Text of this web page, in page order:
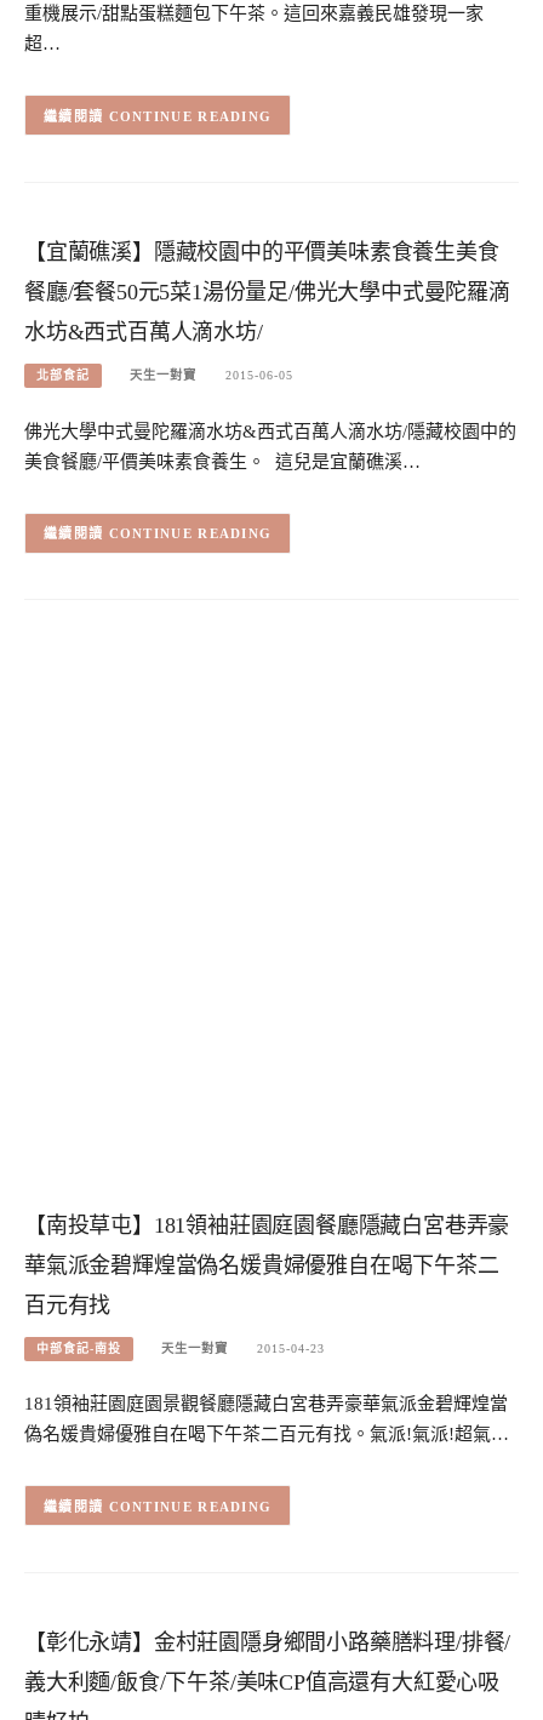
重機展示/甜點蛋糕麵包下午茶。這回來嘉義民雄發現一家
超…
CONTINUE READING
【宜蘭礁溪】隱藏校園中的平價美味素食養生美食
餐廳/套餐50元5菜1湯份量足/佛光大學中式曼陀羅滴
水坊&西式百萬人滴水坊/
北部食記 天生一對寶 2015-06-05
佛光大學中式曼陀羅滴水坊&西式百萬人滴水坊/隱藏校園中的
美食餐廳/平價美味素食養生。 這兒是宜蘭礁溪…
CONTINUE READING
【南投草屯】181領袖莊園庭園餐廳隱藏白宮巷弄豪
華氣派金碧輝煌當偽名媛貴婦優雅自在喝下午茶二
百元有找
中部食記-南投 天生一對寶 2015-04-23
181領袖莊園庭園景觀餐廳隱藏白宮巷弄豪華氣派金碧輝煌當
偽名媛貴婦優雅自在喝下午茶二百元有找。氣派!氣派!超氣…
CONTINUE READING
【彰化永靖】金村莊園隱身鄉間小路藥膳料理/排餐/
義大利麵/飯食/下午茶/美味CP值高還有大紅愛心吸